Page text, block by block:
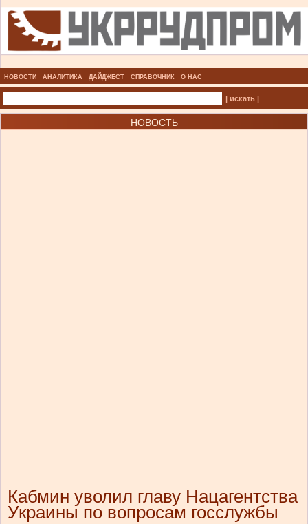
НОВОСТИ АНАЛИТИКА ДАЙДЖЕСТ СПРАВОЧНИК О НАС
| искать |
НОВОСТЬ
Кабмин уволил главу Нацагентства
Украины по вопросам госслужбы